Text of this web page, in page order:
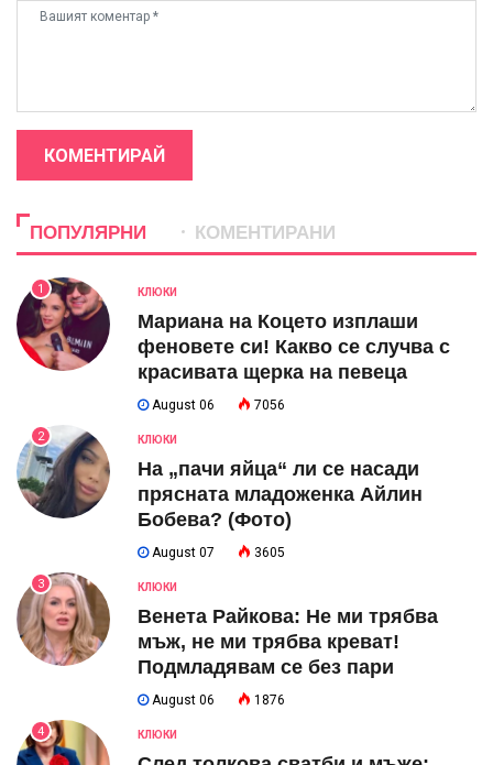
КОМЕНТИРАЙ
ПОПУЛЯРНИ КОМЕНТИРАНИ
1 КЛЮКИ
Мариана на Коцето изплаши
феновете си! Какво се случва с
красивата щерка на певеца
August 06 7056
2 КЛЮКИ
На „пачи яйца“ ли се насади
прясната младоженка Айлин
Бобева? (Фото)
August 07 3605
3 КЛЮКИ
Венета Райкова: Не ми трябва
мъж, не ми трябва креват!
Подмладявам се без пари
August 06 1876
4 КЛЮКИ